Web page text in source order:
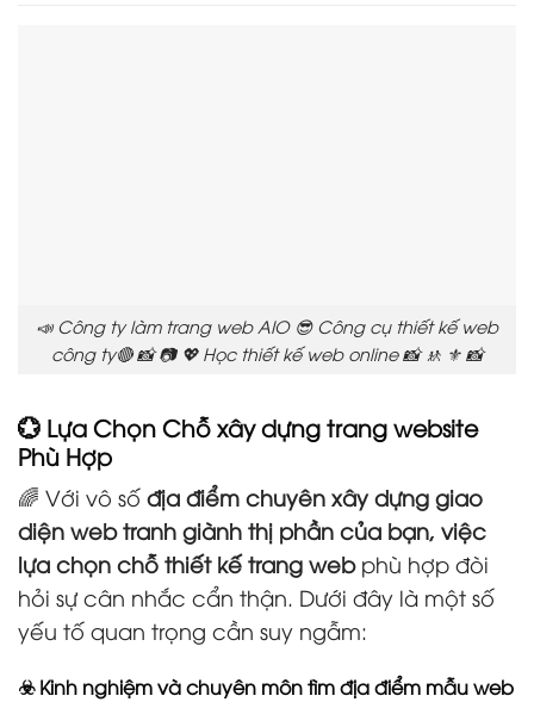
📣 Công ty làm trang web AIO 😎 Công cụ thiết kế web
công ty🔴 📸 📷 💖 Học thiết kế web online 📸 🚸 ⚜️ 📸
💮 Lựa Chọn Chỗ xây dựng trang website
Phù Hợp
🌈 Với vô số địa điểm chuyên xây dựng giao
diện web tranh giành thị phần của bạn, việc
lựa chọn chỗ thiết kế trang webphù hợp đòi
hỏi sự cân nhắc cẩn thận. Dưới đây là một số
yếu tố quan trọng cần suy ngẫm:
☣️ Kinh nghiệm và chuyên môn tìm địa điểm mẫu web